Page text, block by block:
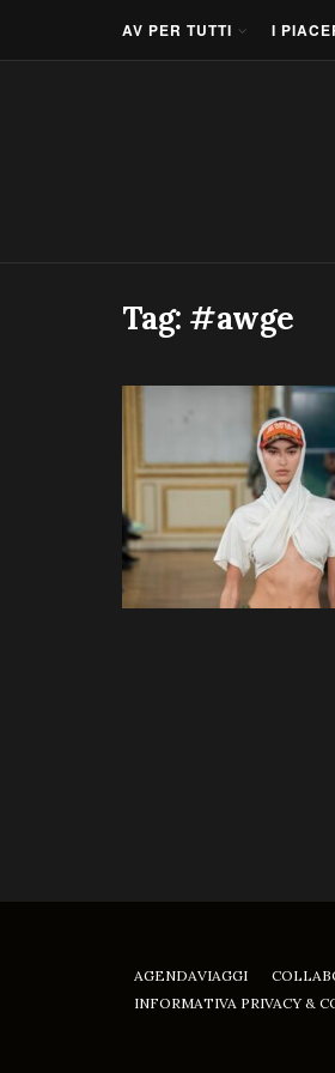
AV PER TUTTI I
Tag: #awge
AGENDAVIAGGI
INFORMATIVA PRIVACY &